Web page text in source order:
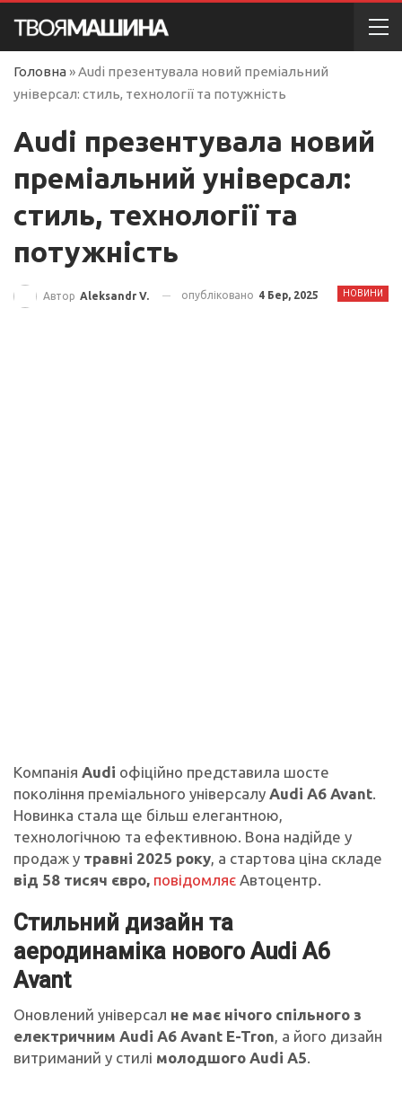
Головна »Audi презентувала новий преміальний
універсал: стиль, технології та потужність
Audi презентувала новий
преміальний універсал:
стиль, технології та
потужність
НОВИНИ
Автор Aleksandr V. опубліковано 4 Бер, 2025
Компанія Audi офіційно представила шосте
покоління преміального універсалу Audi A6 Avant.
Новинка стала ще більш елегантною,
технологічною та ефективною. Вона надійде у
продаж у травні 2025 року, а стартова ціна складе
від 58 тисяч євро, повідомляє Автоцентр.
Стильний дизайн та
аеродинаміка нового Audi A6
Avant
Оновлений універсал не має нічого спільного з
електричним Audi A6 Avant E-Tron, а його дизайн
витриманий у стилі молодшого Audi A5.